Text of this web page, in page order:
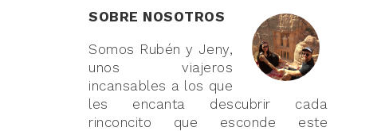
SOBRE NOSOTROS
Somos Rubén y Jeny,
unos viajeros
incansables a los que
les encanta descubrir cada
rinconcito que esconde este